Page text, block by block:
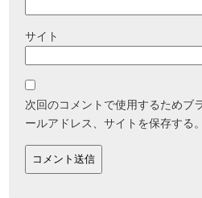
サイト
次回のコメントで使用するためブ
ールアドレス、サイトを保存する。